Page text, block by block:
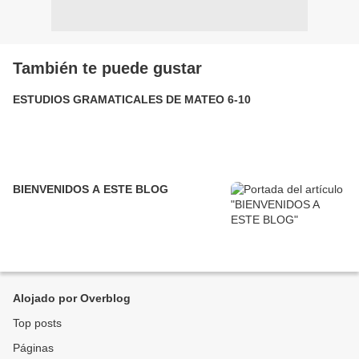
También te puede gustar
ESTUDIOS GRAMATICALES DE MATEO 6-10
BIENVENIDOS A ESTE BLOG
Alojado por Overblog
Top posts
Páginas